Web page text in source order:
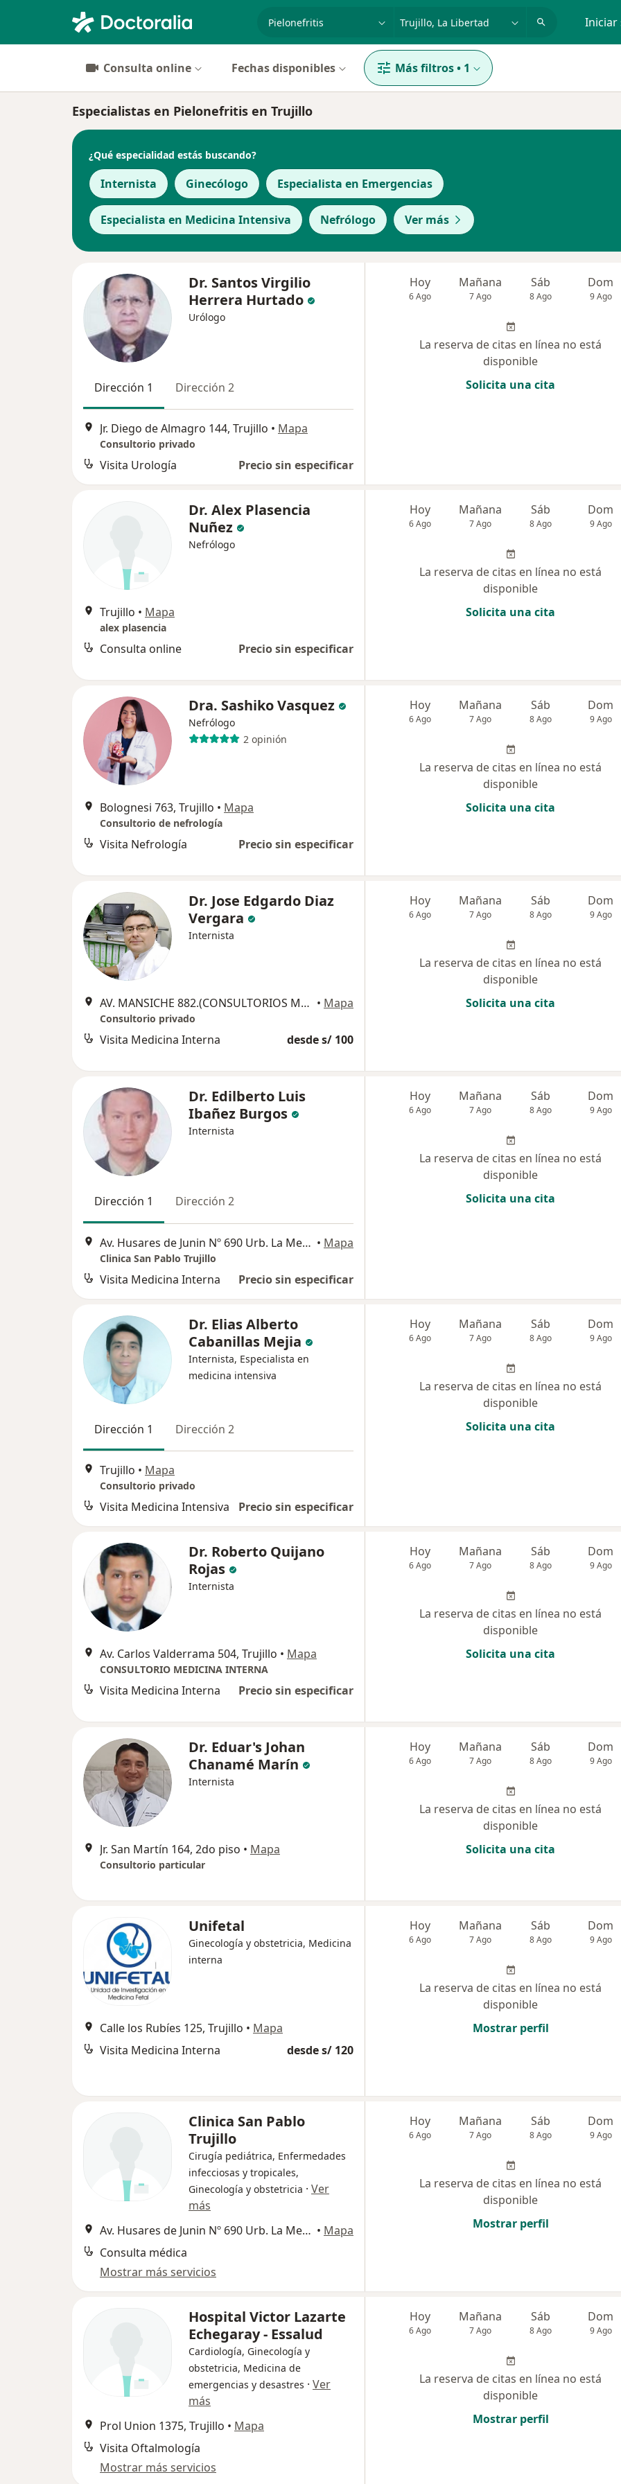
Iniciar
Consulta online Fechas disponibles Más filtros• 1
Especialistas en Pielonefritis en Trujillo
¿Qué especialidad estás buscando?
Internista Ginecólogo Especialista en Emergencias
Especialista en Medicina Intensiva Nefrólogo Ver más
Dr. Santos Virgilio
Herrera Hurtado
Urólogo
Dirección 1 Dirección 2
Jr. Diego de Almagro 144, Trujillo • Mapa
Consultorio privado
Visita Urología Precio sin especificar
Hoy
6 Ago
Mañana
7 Ago
Sáb
8 Ago
Dom
9 Ago
La reserva de citas en línea no está
disponible
Solicita una cita
Dr. Alex Plasencia
Nuñez
Nefrólogo
Trujillo • Mapa
alex plasencia
Consulta online Precio sin especificar
Hoy
6 Ago
Mañana
7 Ago
Sáb
8 Ago
Dom
9 Ago
La reserva de citas en línea no está
disponible
Solicita una cita
Dra. Sashiko Vasquez
Nefrólogo
2 opinión
Bolognesi 763, Trujillo • Mapa
Consultorio de nefrología
Visita Nefrología Precio sin especificar
Hoy
6 Ago
Mañana
7 Ago
Sáb
8 Ago
Dom
9 Ago
La reserva de citas en línea no está
disponible
Solicita una cita
Dr. Jose Edgardo Diaz
Vergara
Internista
AV. MANSICHE 882.(CONSULTORIOS MÉDICOS: SANTA INES.-Of. 28.- 5TO. PISO, Trujillo • Mapa
Consultorio privado
Visita Medicina Interna desde s/ 100
Hoy
6 Ago
Mañana
7 Ago
Sáb
8 Ago
Dom
9 Ago
La reserva de citas en línea no está
disponible
Solicita una cita
Dr. Edilberto Luis
Ibañez Burgos
Internista
Dirección 1 Dirección 2
Av. Husares de Junin Nº 690 Urb. La Merced, Trujillo • Mapa
Clinica San Pablo Trujillo
Visita Medicina Interna Precio sin especificar
Hoy
6 Ago
Mañana
7 Ago
Sáb
8 Ago
Dom
9 Ago
La reserva de citas en línea no está
disponible
Solicita una cita
Dr. Elias Alberto
Cabanillas Mejia
Internista, Especialista en
medicina intensiva
Dirección 1 Dirección 2
Trujillo • Mapa
Consultorio privado
Visita Medicina Intensiva Precio sin especificar
Hoy
6 Ago
Mañana
7 Ago
Sáb
8 Ago
Dom
9 Ago
La reserva de citas en línea no está
disponible
Solicita una cita
Dr. Roberto Quijano
Rojas
Internista
Av. Carlos Valderrama 504, Trujillo • Mapa
CONSULTORIO MEDICINA INTERNA
Visita Medicina Interna Precio sin especificar
Hoy
6 Ago
Mañana
7 Ago
Sáb
8 Ago
Dom
9 Ago
La reserva de citas en línea no está
disponible
Solicita una cita
Dr. Eduar's Johan
Chanamé Marín
Internista
Jr. San Martín 164, 2do piso • Mapa
Consultorio particular
Hoy
6 Ago
Mañana
7 Ago
Sáb
8 Ago
Dom
9 Ago
La reserva de citas en línea no está
disponible
Solicita una cita
Unifetal
Ginecología y obstetricia, Medicina
interna
Calle los Rubíes 125, Trujillo • Mapa
Visita Medicina Interna
desde s/ 120
Hoy
6 Ago
Mañana
7 Ago
Sáb
8 Ago
Dom
9 Ago
La reserva de citas en línea no está
disponible
Mostrar perfil
Clinica San Pablo
Trujillo
Cirugía pediátrica, Enfermedades
infecciosas y tropicales,
Ginecología y obstetricia · Ver
más
Av. Husares de Junin Nº 690 Urb. La Merced, Trujillo • Mapa
Consulta médica
Mostrar más servicios
Hoy
6 Ago
Mañana
7 Ago
Sáb
8 Ago
Dom
9 Ago
La reserva de citas en línea no está
disponible
Mostrar perfil
Hospital Victor Lazarte
Echegaray - Essalud
Cardiología, Ginecología y
obstetricia, Medicina de
emergencias y desastres · Ver
más
Prol Union 1375, Trujillo • Mapa
Visita Oftalmología
Mostrar más servicios
Hoy
6 Ago
Mañana
7 Ago
Sáb
8 Ago
Dom
9 Ago
La reserva de citas en línea no está
disponible
Mostrar perfil